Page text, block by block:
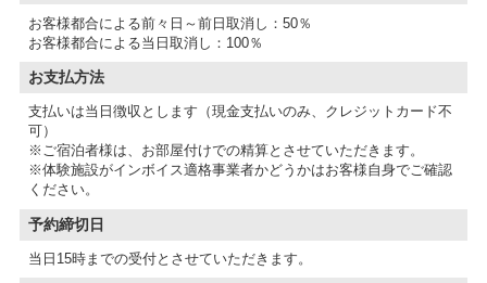
お客様都合による前々日～前日取消し：50％
お客様都合による当日取消し：100％
お支払方法
支払いは当日徴収とします（現金支払いのみ、クレジットカード不
可）
※ご宿泊者様は、お部屋付けでの精算とさせていただきます。
※体験施設がインボイス適格事業者かどうかはお客様自身でご確認
予約締切日
当日15時までの受付とさせていただきます。